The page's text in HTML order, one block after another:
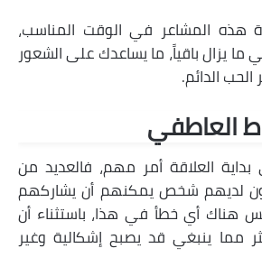
هذه المشاعر في الوقت المناسب،
ما يزال باقياً، ما يساعدك على الشعور
الحب الدائم.
العاطفي
العلاقة أمر مهم، فالعديد من
لديهم شخص يمكنهم أن يشاركهم
هناك أي خطأ في هذا، باستثناء أن
مما ينبغي قد يصبح إشكالية وغير